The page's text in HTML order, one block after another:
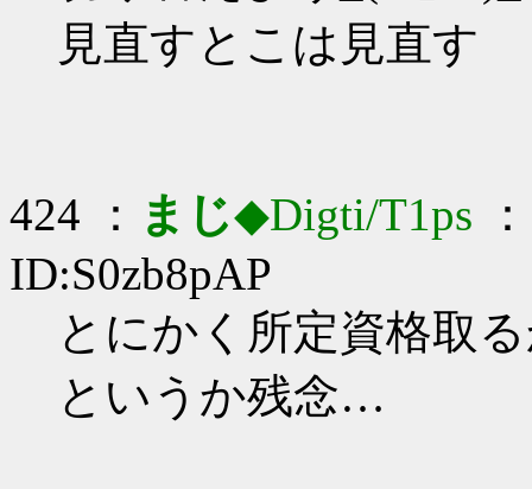
見直すとこは見直す
424 ： まじ◆Digti/T1ps
ID:S0zb8pAP
とにかく所定資格取
というか残念…